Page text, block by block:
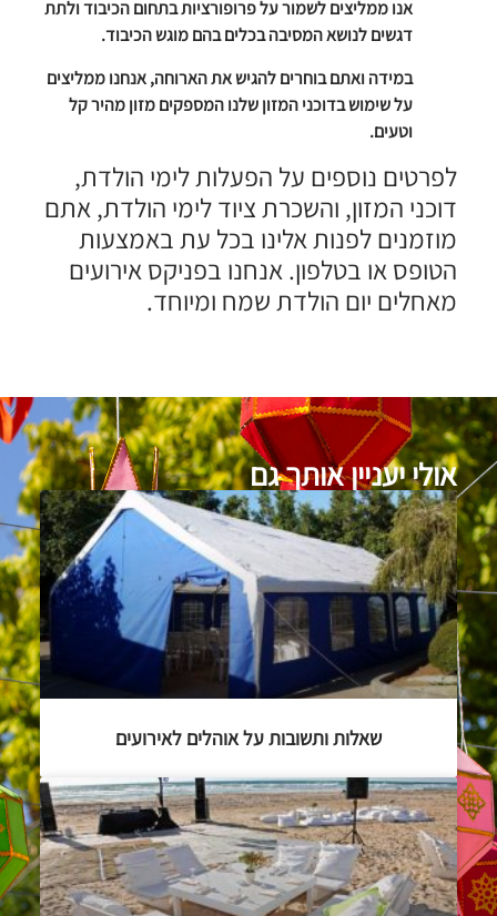
אנו ממליצים לשמור על פרופורציות בתחום הכיבוד ולתת
דגשים לנושא המסיבה בכלים בהם מוגש הכיבוד.
במידה ואתם בוחרים להגיש את הארוחה, אנחנו ממליצים
על שימוש בדוכני המזוןשלנו המספקים מזון מהיר קל
וטעים.
לפרטים נוספים על הפעלות לימי הולדת,
דוכני המזון, והשכרת ציוד לימי הולדת, אתם
מוזמנים לפנות אלינו בכל עת באמצעות
הטופס או בטלפון. אנחנו בפניקס אירועים
מאחלים יום הולדת שמח ומיוחד.
אולי יעניין אותך גם
שאלות ותשובות על אוהלים לאירועים